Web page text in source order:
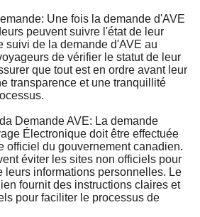
Une fois la demande d'AVE
peuvent suivre l'état de leur
suivi de la demande d'AVE au
de vérifier le statut de leur
que tout est en ordre avant leur
transparence et une tranquillité
Demande AVE: La demande
Électronique doit être effectuée
officiel du gouvernement canadien.
éviter les sites non officiels pour
leurs informations personnelles. Le
fournit des instructions claires et
pour faciliter le processus de